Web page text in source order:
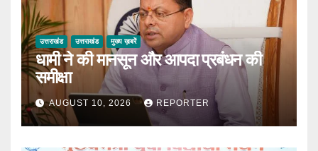
उत्तराखंड उत्तराखंड मुख्य ख़बरें
धामी ने की मानसून और आपदा प्रबंधन की
समीक्षा
AUGUST 10, 2026 REPORTER